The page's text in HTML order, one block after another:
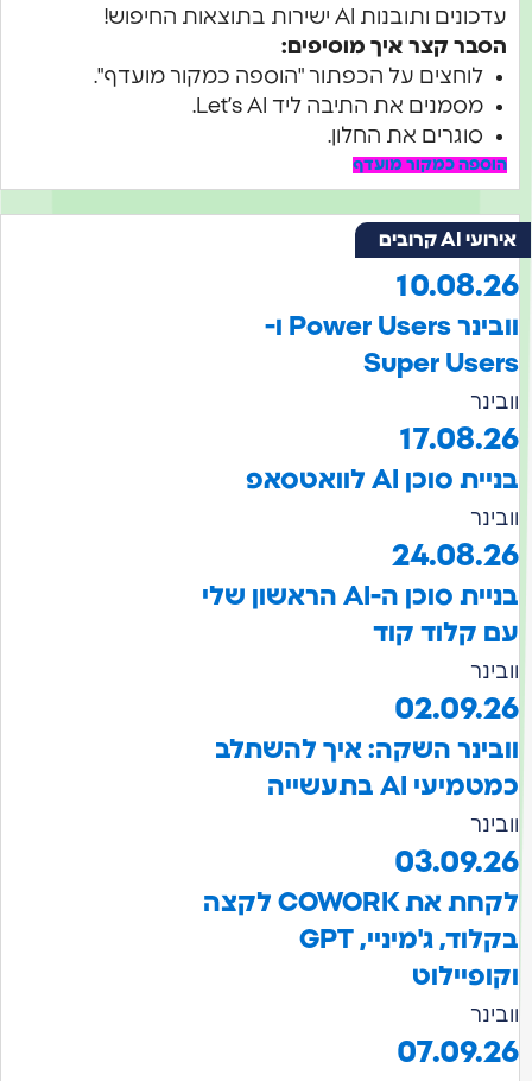
עדכונים ותובנות AI ישירות בתוצאות החיפוש!
הסבר קצר איך מוסיפים:
לוחצים על הכפתור "הוספה כמקור מועדף".
מסמנים את התיבה ליד Let’s AI.
סוגרים את החלון.
הוספה כמקור מועדף
אירועי AI קרובים
10.08.26
וובינר Power Users ו-
Super Users
וובינר
17.08.26
בניית סוכן AI לוואטסאפ
וובינר
24.08.26
בניית סוכן ה-AI הראשון שלי
עם קלוד קוד
וובינר
02.09.26
וובינר השקה: איך להשתלב
כמטמיעי AI בתעשייה
וובינר
03.09.26
לקחת את COWORK לקצה
בקלוד, ג'מיניי, GPT
וקופיילוט
וובינר
07.09.26